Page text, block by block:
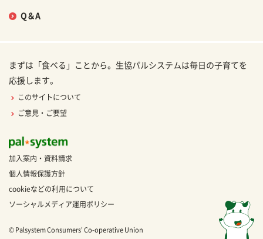
Q＆A
まずは「食べる」ことから。生協パルシステムは毎日の子育てを
応援します。
このサイトについて
ご意見・ご要望
加入案内・資料請求
個人情報保護方針
cookieなどの利用について
ソーシャルメディア運用ポリシー
© Palsystem Consumers' Co-operative Union